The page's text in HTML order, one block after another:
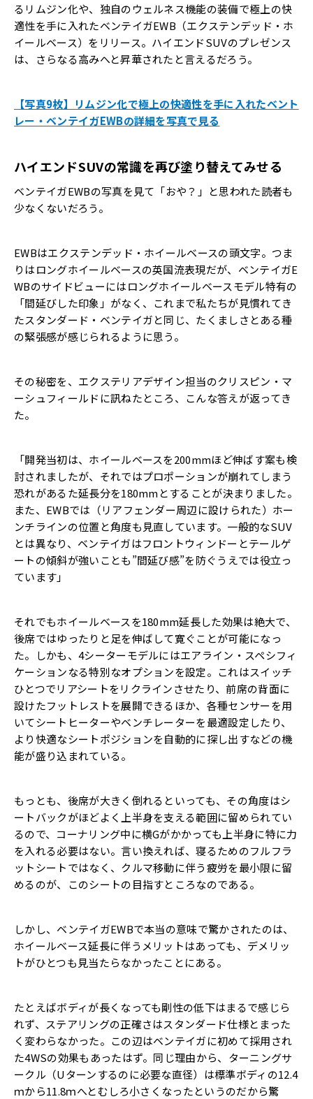
るリムジン化や、独自のウェルネス機能の装備で極上の快
適性を手に入れたベンテイガEWB（エクステンデッド・ホ
イールベース）をリリース。ハイエンドSUVのプレゼンス
は、さらなる高みへと昇華されたと言えるだろう。
【写真9枚】リムジン化で極上の快適性を手に入れたベント
レー・ベンテイガEWBの詳細を写真で見る
ハイエンドSUVの常識を再び塗り替えてみせる
ベンテイガEWBの写真を見て「おや？」と思われた読者も
少なくないだろう。
EWBはエクステンデッド・ホイールベースの頭文字。つま
りはロングホイールベースの英国流表現だが、ベンテイガE
WBのサイドビューにはロングホイールベースモデル特有の
「間延びした印象」がなく、これまで私たちが見慣れてき
たスタンダード・ベンテイガと同じ、たくましさとある種
の緊張感が感じられるように思う。
その秘密を、エクステリアデザイン担当のクリスピン・マ
ーシュフィールドに訊ねたところ、こんな答えが返ってき
た。
「開発当初は、ホイールベースを200mmほど伸ばす案も検
討されましたが、それではプロポーションが崩れてしまう
恐れがあるた延長分を180mmとすることが決まりました。
また、EWBでは（リアフェンダー周辺に設けられた）ホー
ンチラインの位置と角度も見直しています。一般的なSUV
とは異なり、ベンテイガはフロントウィンドーとテールゲ
ートの傾斜が強いことも”間延び感”を防ぐうえでは役立っ
ています」
それでもホイールベースを180mm延長した効果は絶大で、
後席ではゆったりと足を伸ばして寛ぐことが可能になっ
た。しかも、4シーターモデルにはエアライン・スペシフィ
ケーションなる特別なオプションを設定。これはスイッチ
ひとつでリアシートをリクラインさせたり、前席の背面に
設けたフットレストを展開できるほか、各種センサーを用
いてシートヒーターやベンチレーターを最適設定したり、
より快適なシートポジションを自動的に探し出すなどの機
能が盛り込まれている。
もっとも、後席が大きく倒れるといっても、その角度はシ
ートバックがほどよく上半身を支える範囲に留められてい
るので、コーナリング中に横Gがかかっても上半身に特に力
を入れる必要はない。言い換えれば、寝るためのフルフラ
ットシートではなく、クルマ移動に伴う疲労を最小限に留
めるのが、このシートの目指すところなのである。
しかし、ベンテイガEWBで本当の意味で驚かされたのは、
ホイールベース延長に伴うメリットはあっても、デメリッ
トがひとつも見当たらなかったことにある。
たとえばボディが長くなっても剛性の低下はまるで感じら
れず、ステアリングの正確さはスタンダード仕様とまった
く変わらなかった。この辺はベンテイガに初めて採用され
た4WSの効果もあったはず。同じ理由から、ターニングサ
ークル（Uターンするのに必要な直径）は標準ボディの12.4
ｍから11.8ｍへとむしろ小さくなったというのだから驚